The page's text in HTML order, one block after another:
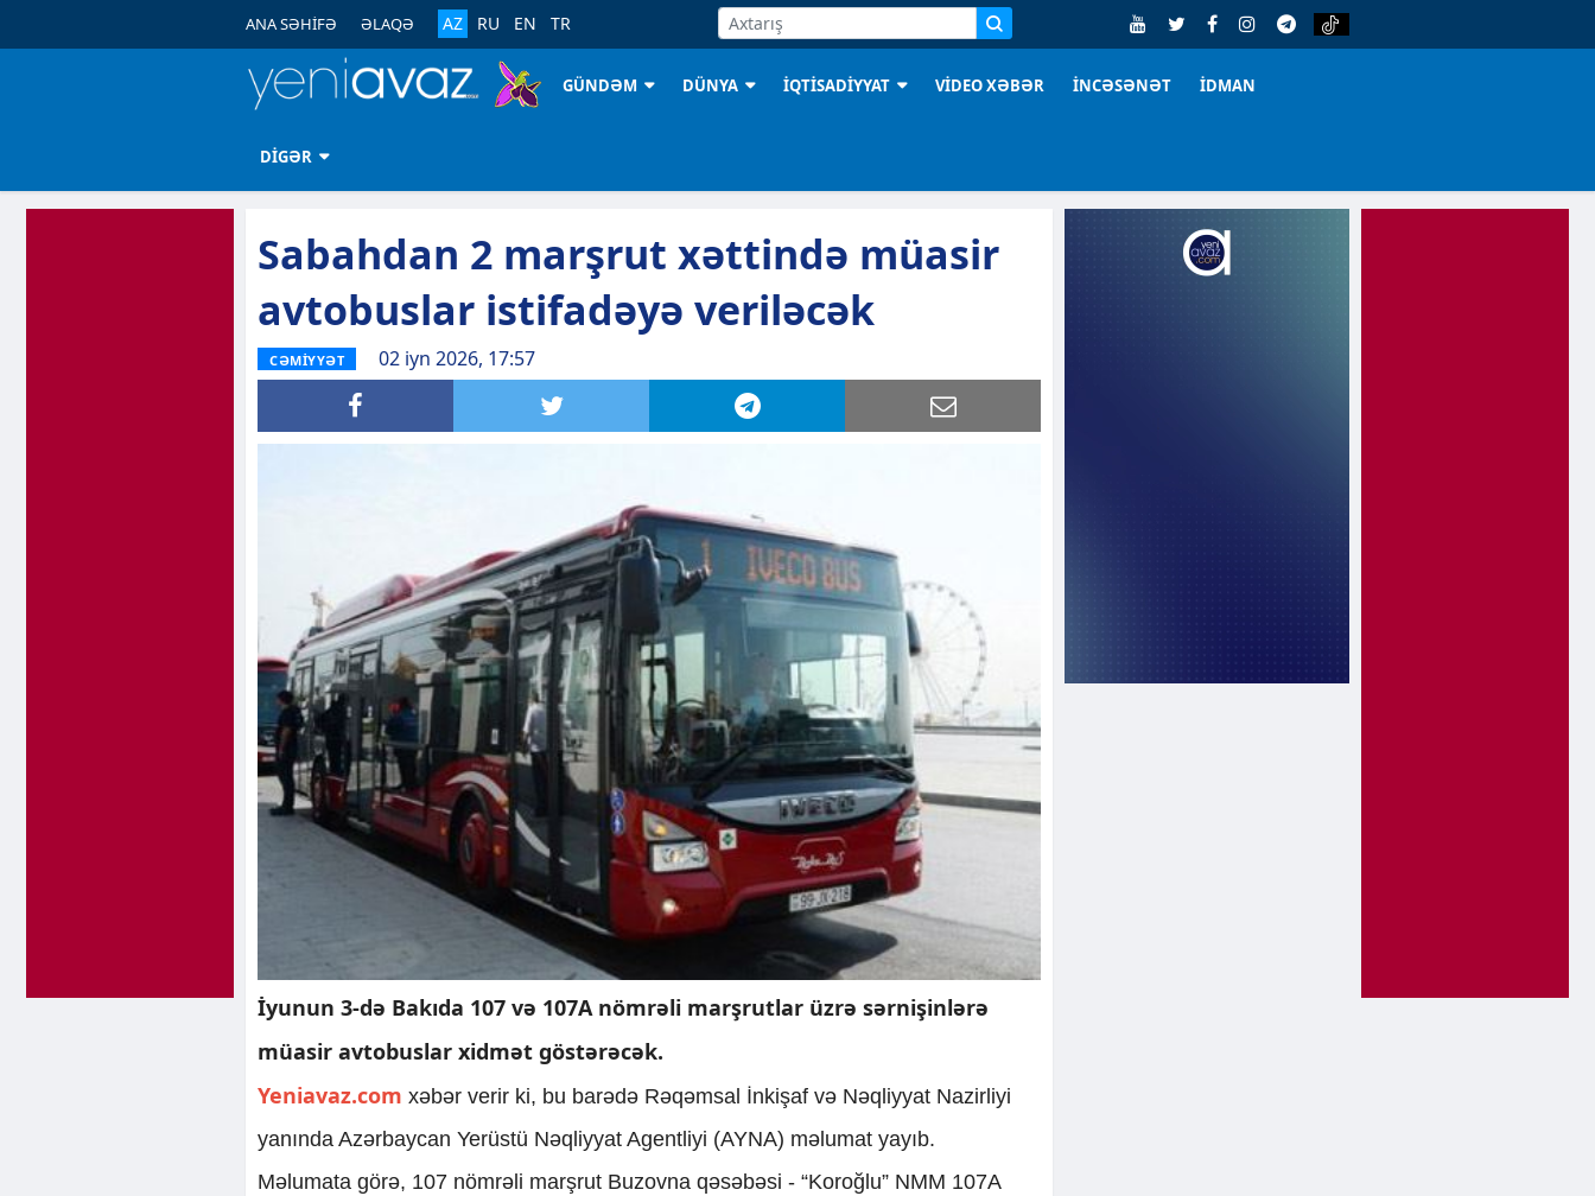
ANA SƏHİFƏ ƏLAQƏ AZ RU EN TR
GÜNDƏM DÜNYA İQTİSADİYYAT VİDEO XƏBƏR İNCƏSƏNƏT İDMAN
DİGƏR
Sabahdan 2 marşrut xəttində müasir
avtobuslar istifadəyə veriləcək
CƏMİYYƏT 02 iyn 2026, 17:57
İyunun 3-də Bakıda 107 və 107A nömrəli marşrutlar üzrə sərnişinlərə
müasir avtobuslar xidmət göstərəcək.
Yeniavaz.com xəbər verir ki, bu barədə Rəqəmsal İnkişaf və Nəqliyyat Nazirliyi
yanında Azərbaycan Yerüstü Nəqliyyat Agentliyi (AYNA) məlumat yayıb.
Məlumata görə, 107 nömrəli marşrut Buzovna qəsəbəsi - “Koroğlu” NMM 107A